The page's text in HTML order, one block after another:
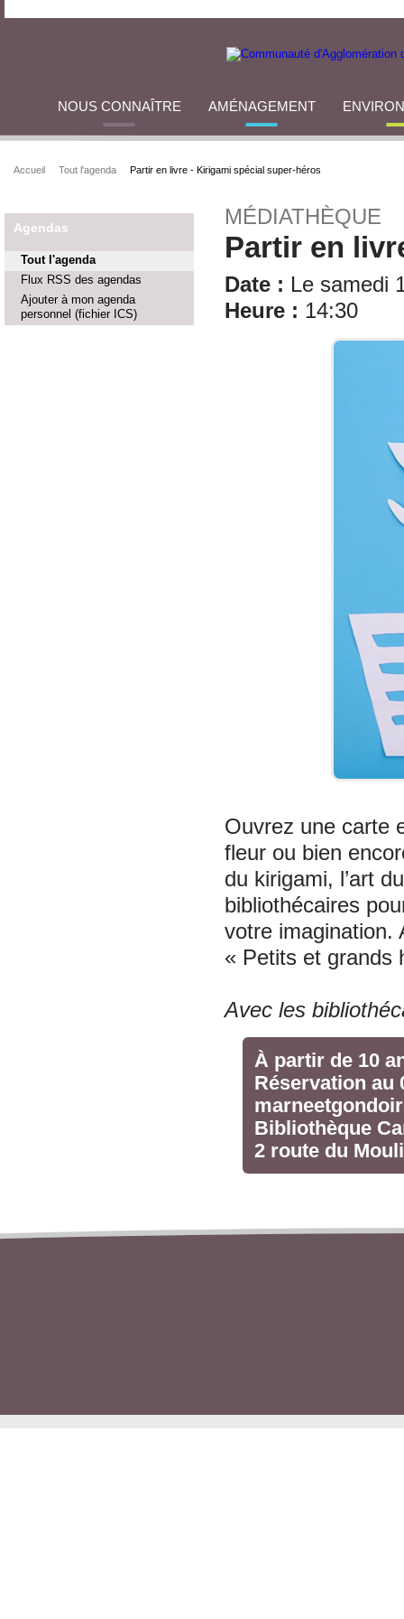
NOUS CONNAÎTRE AMÉNAGEMENT
Accueil Tout l'agenda Partir en livre - Kirigami spécial super-héros
Agendas
Tout l'agenda
Flux RSS des agendas
Ajouter à mon agenda
personnel (fichier ICS)
MÉDIATHÈQUE
Partir en
Date : Le samedi
Heure : 14:30
Ouvrez une carte
fleur ou bien
du kirigami, l’art
bibliothécaires
votre imagination.
« Petits et grands
Avec les
À partir de 10
Réservation au
Bibliothèque
2 route du